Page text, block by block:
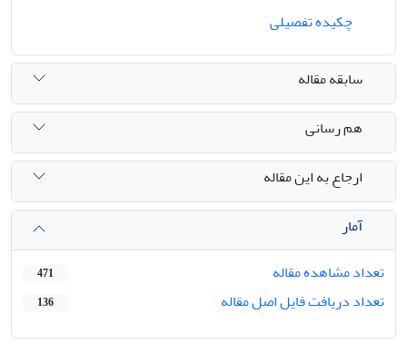
چکیده تفصیلی
سابقه مقاله
هم رسانی
ارجاع به این مقاله
آمار
تعداد مشاهده مقاله
471
تعداد دریافت فایل اصل مقاله 136